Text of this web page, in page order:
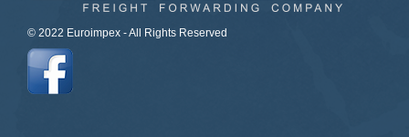
© 2022 Euroimpex - All Rights Reserved